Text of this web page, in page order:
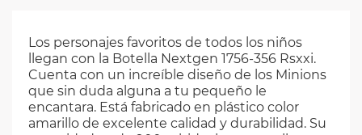
Los personajes favoritos de todos los niños
llegan con la Botella Nextgen 1756-356 Rsxxi.
Cuenta con un increíble diseño de los Minions
que sin duda alguna a tu pequeño le
encantara. Está fabricado en plástico color
amarillo de excelente calidad y durabilidad. Su